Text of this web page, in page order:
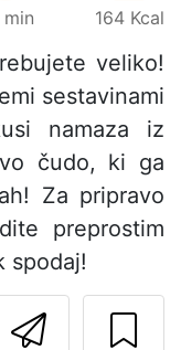
164 Kcal
veliko!
sestavinami
namaza iz
čudo, ki ga
Za pripravo
preprostim
spodaj!
Pošlji
to